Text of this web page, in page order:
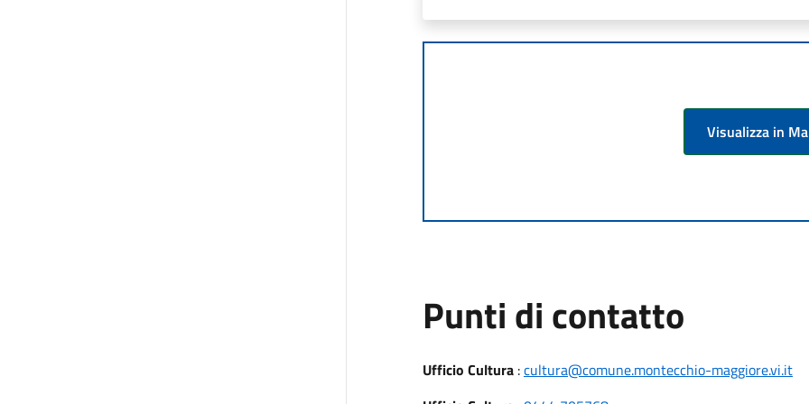
Visualizza in
Punti di contatto
Ufficio Cultura:cultura@comune.montecchio-maggiore.vi.it